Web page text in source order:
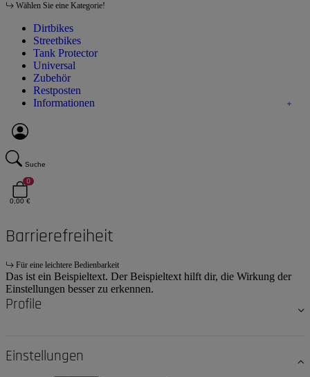
Wählen Sie eine Kategorie!
Dirtbikes
Streetbikes
Tank Protector
Universal
Zubehör
Restposten
Informationen
Suche
0
0,00 €
Barrierefreiheit
Für eine leichtere Bedienbarkeit
Das ist ein Beispieltext. Der Beispieltext hilft dir, die Wirkung der
Einstellungen besser zu erkennen.
Profile
Einstellungen